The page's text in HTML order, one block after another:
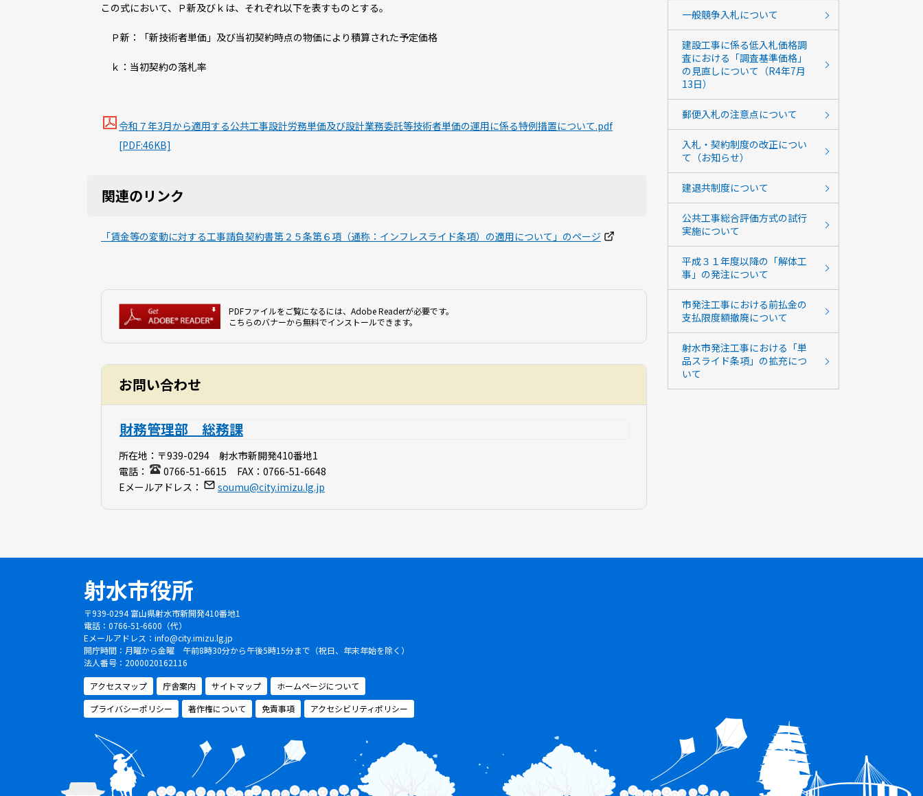
この式において、Ｐ新及びｋは、それぞれ以下を表すものとする。
Ｐ新 ：「新技術者単価」及び当初契約時点の物価により積算された予定価格
ｋ：当初契約の落札率
令和７年3月から適用する公共工事設計労務単価及び設計業務委託等技術者単価の運用に係る特例措置について.pdf
[PDF:46KB]
関連のリンク
「賃金等の変動に対する工事請負契約書第２５条第６項（通称：インフレスライド条項）の適用について」のページ
PDFファイルをご覧になるには、Adobe Readerが必要です。
こちらのバナーから無料でインストールできます。
お問い合わせ
財務管理部 総務課
所在地： 〒939-0294 射水市新開発410番地1
電話：
0766-51-6615 FAX： 0766-51-6648
Eメールアドレス：
soumu@city.imizu.lg.jp
一般競争入札について
建設工事に係る低入札価格調
査における「調査基準価格」
の見直しについて（R4年7月
13日）
郵便入札の注意点について
入札・契約制度の改正につい
て（お知らせ）
建退共制度について
公共工事総合評価方式の試行
実施について
平成３１年度以降の「解体工
事」の発注について
市発注工事における前払金の
支払限度額撤廃について
射水市発注工事における「単
品スライド条項」の拡充につ
いて
射水市役所
〒939-0294 富山県射水市新開発410番地1
電話：0766-51-6600（代）
Eメールアドレス： info@city.imizu.lg.jp
開庁時間：月曜から金曜 午前8時30分から午後5時15分まで（祝日、年末年始を除く）
法人番号：2000020162116
アクセスマップ
庁舎案内 サイトマップ
ホームページについて
プライバシーポリシー
著作権について 免責事項 アクセシビリティポリシー